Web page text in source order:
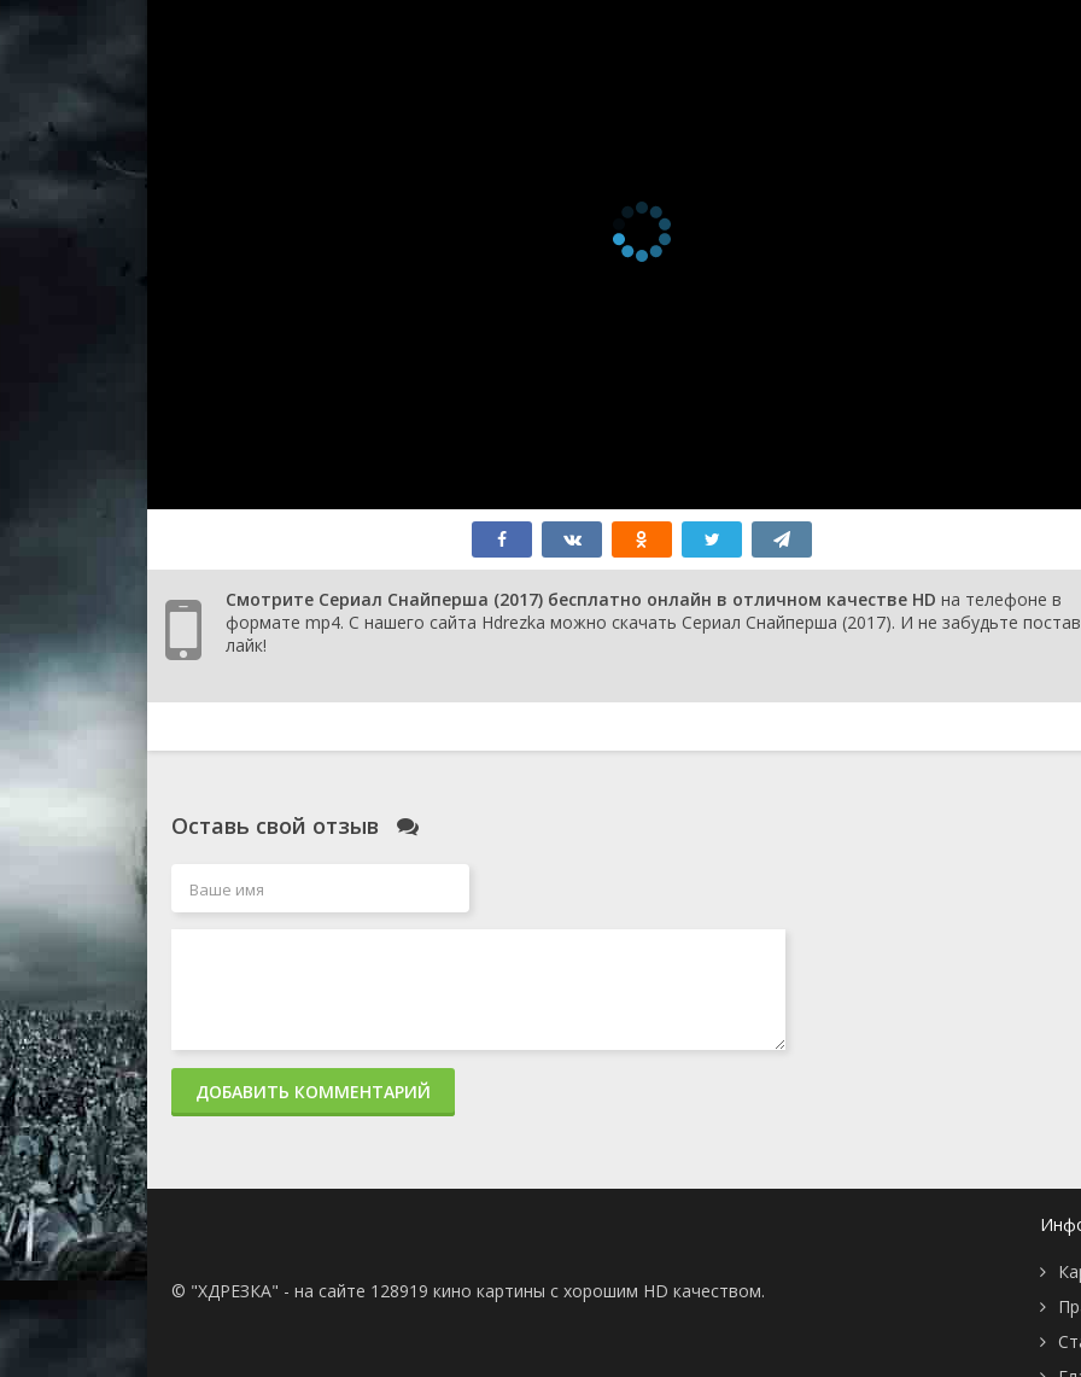
Смотрите Сериал Снайперша (2017) бесплатно онлайн в отличном качестве HD на телефоне в
формате mp4. С нашего сайта Hdrezka можно скачать Сериал Снайперша (2017). И не забудьте
лайк!
Оставь свой отзыв
ДОБАВИТЬ КОММЕНТАРИЙ
© "ХДРЕЗКА" - на сайте 128919 кино картины с хорошим HD качеством.